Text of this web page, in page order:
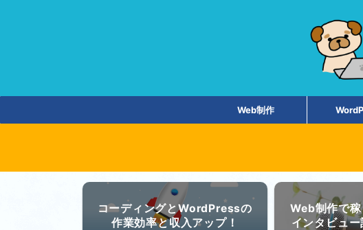
Web制作
コーディングとWordPressの
作業効率と収入アップ！
Web制作で稼
インタビュー